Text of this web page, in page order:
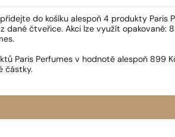
do košíku alespoň 4 produkty
dané čtveřice. Akci lze využít opakovaně:
Paris Perfumes v hodnotě alespoň
částky.